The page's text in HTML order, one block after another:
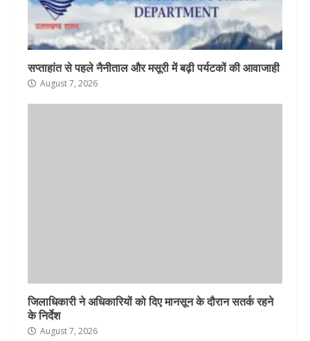
सप्ताहांत से पहले नैनीताल और मसूरी में बढ़ी पर्यटकों की आवाजाही
August 7, 2026
जिलाधिकारी ने अधिकारियों को दिए मानसून के दौरान सतर्क रहने
के निर्देश
August 7, 2026